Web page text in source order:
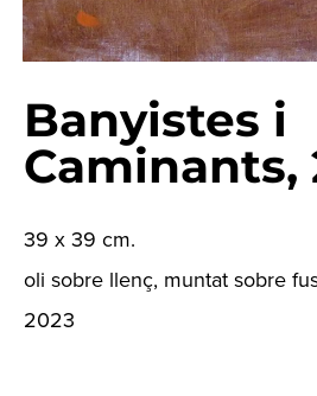
Banyistes i
Caminants,
39 x 39 cm.
oli sobre llenç, muntat sobre
2023